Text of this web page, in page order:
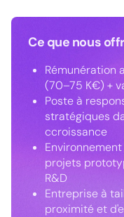
Ce que nous
Rémunération
(70–75 K€) +
Poste à
stratégiques
ccroissance
projets
R&D
Entreprise à
proximité et